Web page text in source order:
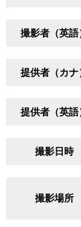
撮影者（英語
提供者（カナ
提供者（英語
撮影日時
撮影場所